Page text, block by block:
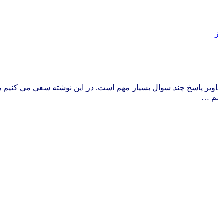
پاسخ چند سوال بسیار مهم است. در این نوشته سعی می کنیم
…